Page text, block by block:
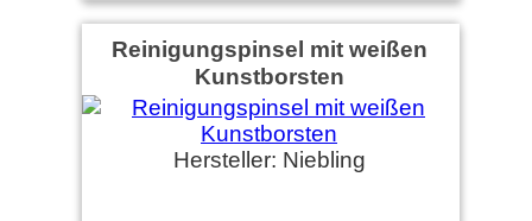
Reinigungspinsel mit weißen
Kunstborsten
Hersteller: Niebling